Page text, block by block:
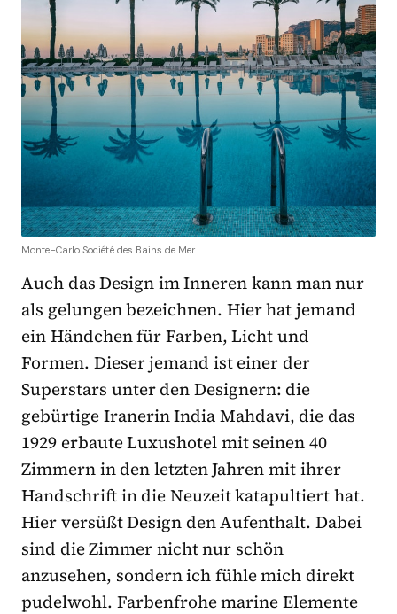
Monte-Carlo Société des Bains de Mer
Auch das Design im Inneren kann man nur
als gelungen bezeichnen. Hier hat jemand
ein Händchen für Farben, Licht und
Formen. Dieser jemand ist einer der
Superstars unter den Designern: die
gebürtige Iranerin India Mahdavi, die das
1929 erbaute Luxushotel mit seinen 40
Zimmern in den letzten Jahren mit ihrer
Handschrift in die Neuzeit katapultiert hat.
Hier versüßt Design den Aufenthalt. Dabei
sind die Zimmer nicht nur schön
anzusehen, sondern ich fühle mich direkt
pudelwohl. Farbenfrohe marine Elemente